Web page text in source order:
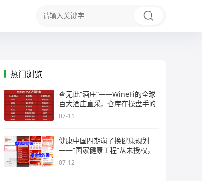
热门浏览
查无此“酒庄”——WineFi的全球
百大酒庄直采，仓库在操盘手的
07-11
健康中国四期崩了换健康规划
——“国家健康工程”从未授权，
07-12